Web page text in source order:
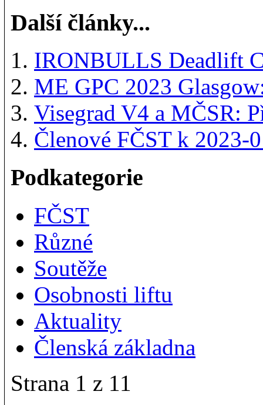
Další články...
IRONBULLS Deadlift
ME GPC 2023
Visegrad V4 a MČSR:
Členové FČST k 2023-
Podkategorie
FČST
Různé
Soutěže
Osobnosti liftu
Aktuality
Členská základna
Strana 1 z 11